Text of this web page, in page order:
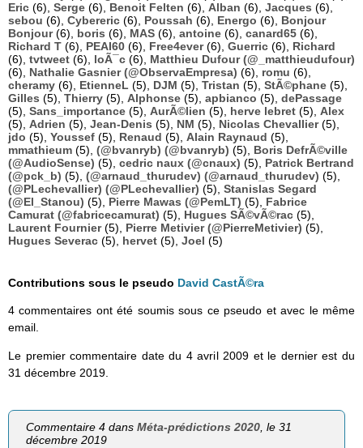
Eric (6), Serge (6), Benoit Felten (6), Alban (6), Jacques (6),
sebou (6), Cybereric (6), Poussah (6), Energo (6), Bonjour
Bonjour(6), boris (6), MAS (6), antoine (6), canard65 (6),
Richard T (6), PEAI60 (6), Free4ever(6), Guerric (6), Richard
(6), tvtweet (6), loÃ¯c (6), Matthieu Dufour (@_matthieudufour)
(6), Nathalie Gasnier (@ObservaEmpresa) (6), romu (6),
cheramy (6), EtienneL (5), DJM (5), Tristan (5), StÃ©phane (5),
Gilles (5), Thierry (5), Alphonse (5), apbianco (5), dePassage
(5), Sans_importance (5), AurÃ©lien (5), herve lebret (5), Alex
(5), Adrien (5), Jean-Denis (5), NM (5), Nicolas Chevallier(5),
jdo (5), Youssef (5), Renaud (5), Alain Raynaud (5),
mmathieum (5), (@bvanryb) (@bvanryb) (5), Boris DefrÃ©ville
(@AudioSense) (5), cedric naux (@cnaux) (5), Patrick Bertrand
(@pck_b) (5), (@arnaud_thurudev) (@arnaud_thurudev) (5),
(@PLechevallier) (@PLechevallier) (5), Stanislas Segard
(@El_Stanou) (5), Pierre Mawas (@PemLT) (5), Fabrice
Camurat (@fabricecamurat) (5), Hugues SÃ©vÃ©rac (5),
Laurent Fournier(5), Pierre Metivier (@PierreMetivier) (5),
Hugues Severac (5), hervet (5), Joel (5)
Contributions sous le pseudo David CastÃ©ra
4 commentaires ont été soumis sous ce pseudo et avec le même
email.
Le premier commentaire date du 4 avril 2009 et le dernier est du
31 décembre 2019.
Commentaire 4 dansMéta-prédictions 2020, le 31
décembre 2019